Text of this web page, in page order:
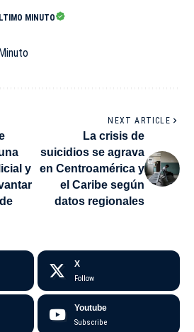
MINUTO
y
NEXT ARTICLE
La crisis de
suicidios se agrava
en Centroamérica y
el Caribe según
datos regionales
X
Follow
Youtube
Subscribe